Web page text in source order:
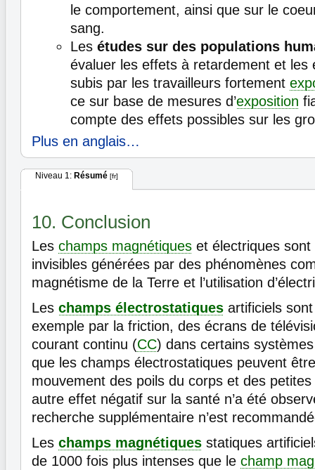
le comportement, ainsi que sur le
sang.
Les études sur des populations
évaluer les effets à retardement et
subis par les travailleurs fortement
ce sur base de mesures d’exposition
compte des effets possibles sur les
Plus en anglais…
Niveau 1: Résumé [fr]
10. Conclusion
Les champs magnétiques et électriques
invisibles générées par des phénomènes
magnétisme de la Terre et l’utilisation
Les champs électrostatiques artificiels
exemple par la friction, des écrans de
courant continu (CC) dans certains
que les champs électrostatiques peuvent
mouvement des poils du corps et des petites
autre effet négatif sur la santé n’a été
recherche supplémentaire n’est
Les champs magnétiques statiques
de 1000 fois plus intenses que le champ